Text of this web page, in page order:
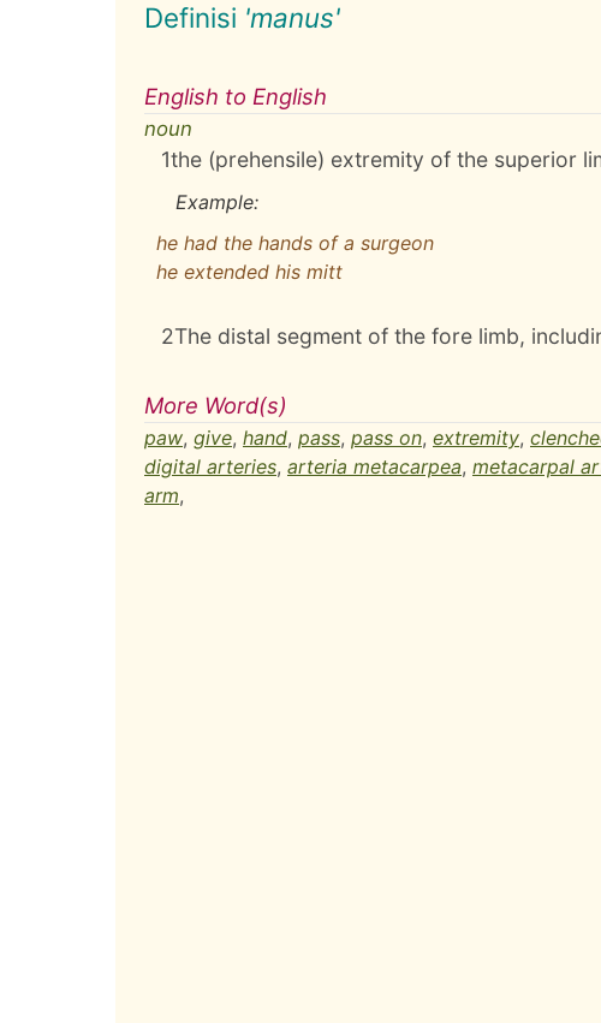
Definisi 'manus'
English to English
noun
1the (prehensile) extremity of the superior
Example:
he had the hands of a surgeon
he extended his mitt
2The distal segment of the fore limb,
More Word(s)
paw, give, hand, pass, pass on, extremity,
digital arteries, arteria metacarpea, metacarpal
arm,